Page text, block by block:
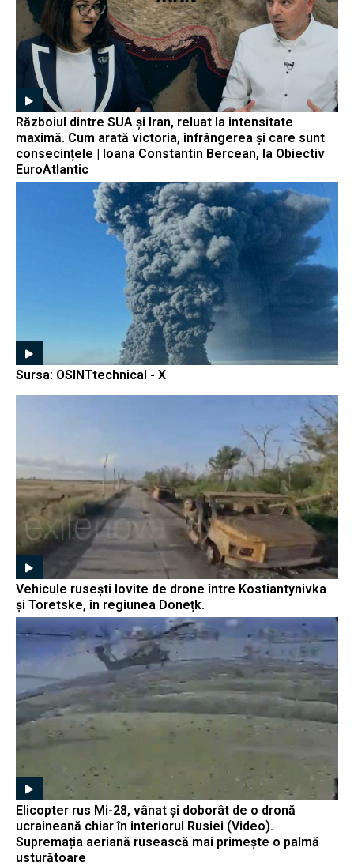
Războiul dintre SUA și Iran, reluat la intensitate
maximă. Cum arată victoria, înfrângerea și care sunt
consecințele | Ioana Constantin Bercean, la Obiectiv
EuroAtlantic
Sursa: OSINTtechnical - X
Vehicule rusești lovite de drone între Kostiantynivka
și Toretske, în regiunea Donețk.
Elicopter rus Mi-28, vânat și doborât de o dronă
ucraineană chiar în interiorul Rusiei (Video).
Supremația aeriană rusească mai primește o palmă
usturătoare